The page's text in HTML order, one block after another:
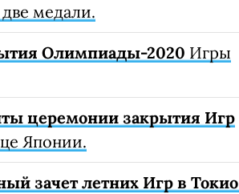
медали.
Олимпиады-2020 Игры
церемонии закрытия Игр
Японии.
зачет летних Игр в Токио